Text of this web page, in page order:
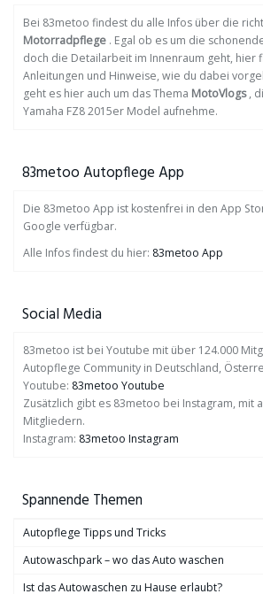
Bei 83metoo findest du alle Infos über die
Motorradpflege . Egal ob es um die
doch die Detailarbeit im Innenraum geht, hier
Anleitungen und Hinweise, wie du dabei
geht es hier auch um das Thema MotoVlogs,
Yamaha FZ8 2015er Model aufnehme.
83metoo Autopflege App
Die 83metoo App ist kostenfrei in den App
Google verfügbar.
Alle Infos findest du hier: 83metoo App
Social Media
83metoo ist bei Youtube mit über 124.000
Autopflege Community in Deutschland,
Youtube: 83metoo Youtube
Zusätzlich gibt es 83metoo bei Instagram, mit
Mitgliedern.
Instagram: 83metoo Instagram
Spannende Themen
Autopflege Tipps und Tricks
Autowaschpark – wo das Auto waschen
Ist das Autowaschen zu Hause erlaubt?